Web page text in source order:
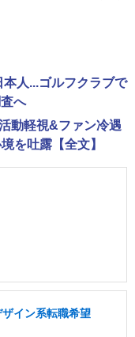
人...ゴルフクラブで
へ
動軽視&ファン冷遇
を吐露【全文】
イン系転職希望